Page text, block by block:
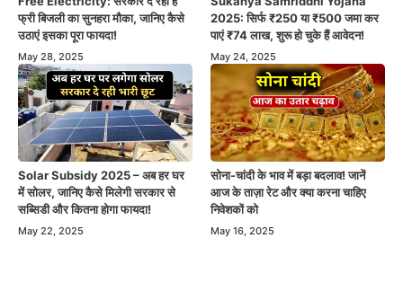
फ्री बिजली का सुनहरा मौका, जानिए कैसे
उठाएं इसका पूरा फायदा!
May 28, 2025
2025: सिर्फ ₹250 या ₹500 जमा कर
पाएं ₹74 लाख, शुरू हो चुके हैं आवेदन!
May 24, 2025
Solar Subsidy 2025 – अब हर घर
में सोलर, जानिए कैसे मिलेगी सरकार से
सब्सिडी और कितना होगा फायदा!
May 22, 2025
सोना-चांदी के भाव में बड़ा बदलाव! जानें
आज के ताज़ा रेट और क्या करना चाहिए
निवेशकों को
May 16, 2025